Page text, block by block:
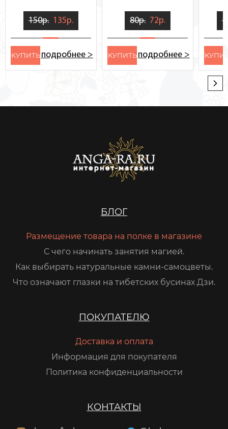
150р. 135р.
KУПИТЬ подробнее >
80р. 72р.
KУПИТЬ подробнее >
БЛОГ
Размещение товара на полке в магазине
С чего начинать занятия магией.
Как выбирать натуральные камни-самоцветы.
Что означают глазки на тибетских бусинах Дзи.
ПОКУПАТЕЛЮ
Доставка и оплата
Информация для покупателя
Политика конфиденциальности
КОНТАКТЫ